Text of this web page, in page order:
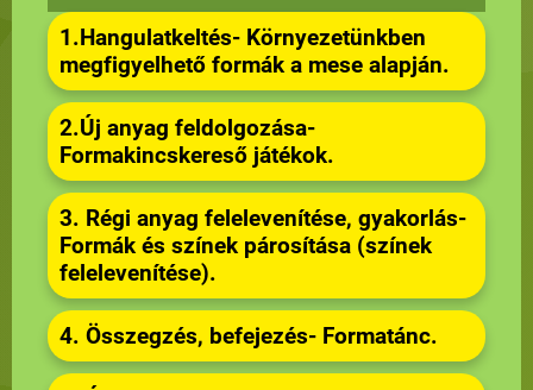
1.Hangulatkeltés- Környezetünkben
megfigyelhető formák a mese alapján.
2.Új anyag feldolgozása-
Formakincskereső játékok.
3. Régi anyag felelevenítése, gyakorlás-
Formák és színek párosítása (színek
felelevenítése).
4. Összegzés, befejezés- Formatánc.